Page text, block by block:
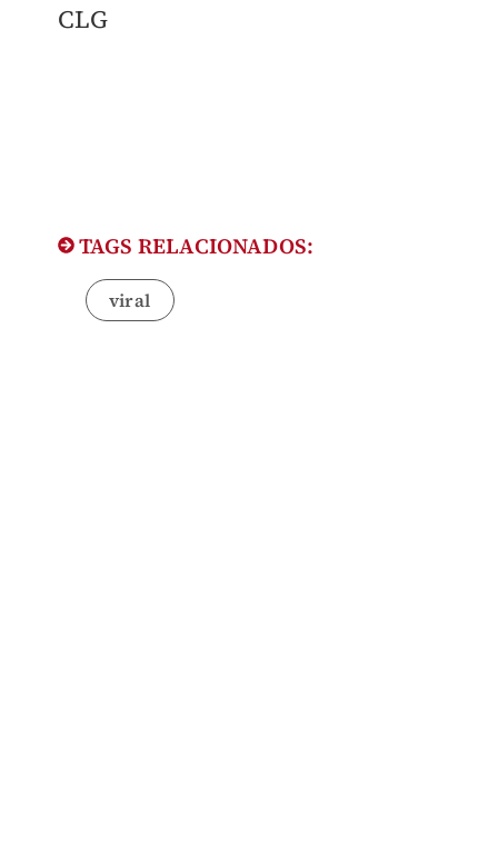
CLG​
TAGS RELACIONADOS:
viral